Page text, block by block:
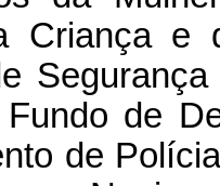
Criança e
de
de